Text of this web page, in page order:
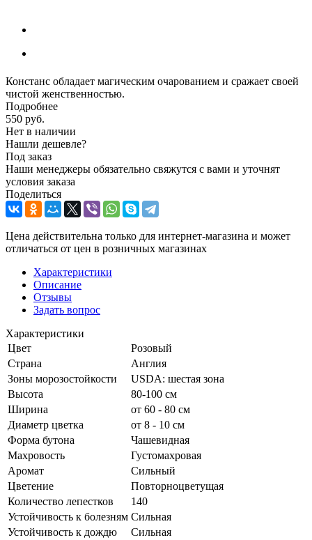
Констанс обладает магическим очарованием и сражает своей
чистой женственностью.
Подробнее
550 руб.
Нет в наличии
Нашли дешевле?
Под заказ
Наши менеджеры обязательно свяжутся с вами и уточнят
условия заказа
Поделиться
Цена действительна только для интернет-магазина и может
отличаться от цен в розничных магазинах
Характеристики
Описание
Отзывы
Задать вопрос
Характеристики
Цвет
Розовый
Страна
Англия
Зоны морозостойкости
USDA: шестая зона
Высота
80-100 см
Ширина
от 60 - 80 см
Диаметр цветка
от 8 - 10 см
Форма бутона
Чашевидная
Махровость
Густомахровая
Аромат
Сильный
Цветение
Повторноцветущая
Количество лепестков
140
Устойчивость к болезням Сильная
Устойчивость к дождю
Сильная